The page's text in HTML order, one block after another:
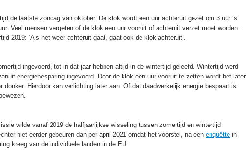
de laatste zondag van oktober. De klok wordt een uur achteruit gezet om 3 uur ‘s
Veel mensen vergeten of de klok een uur vooruit of achteruit verzet moet worden.
2019: ‘Als het weer achteruit gaat, gaat ook de klok achteruit’.
ingevoerd, tot in dat jaar hebben altijd in de wintertijd geleefd. Wintertijd werd
energiebesparing ingevoerd. Door de klok een uur vooruit te zetten wordt het later
donker. Hierdoor kan verlichting later aan. Of dat daadwerkelijk energie bespaart is
wilde vanaf 2019 de halfjaarlijkse wisseling tussen zomertijd en wintertijd
niet eerder gebeuren dan per april 2021 omdat het voorstel, na een enquêtte in
kreeg van de individuele landen in de EU.